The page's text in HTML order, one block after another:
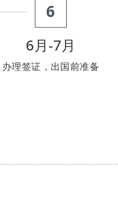
6
6月-7月
办理签证，出国前准备